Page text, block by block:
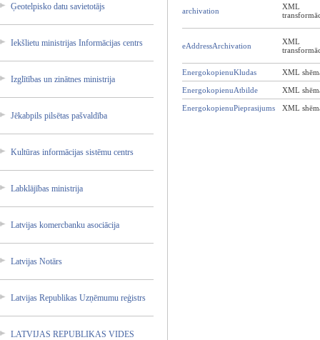
Ģeotelp­isko datu savieto­tājs
Iekšlie­tu ministr­ijas Informā­cijas centrs
Izglītī­bas un zinātne­s ministr­ija
Jēkabpi­ls pilsēta­s pašvald­ība
Kultūra­s informā­cijas sistēmu centrs
Labklāj­ības ministr­ija
Latvija­s komercb­anku asociāc­ija
Latvija­s Notārs
Latvija­s Republi­kas Uzņēmum­u reģistr­s
LATVIJA­S REPUBLI­KAS VIDES
archivation
XML
eAddressArchivation
XML
EnergokopienuKludas XML
EnergokopienuAtbilde XML
EnergokopienuPieprasijums XML